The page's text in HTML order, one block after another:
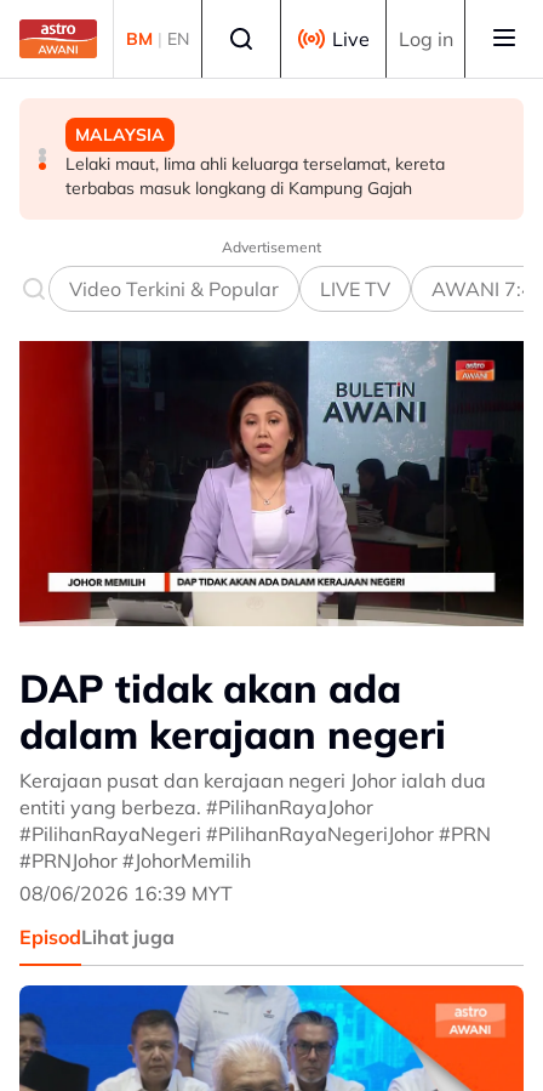
Skip to main content
BM | EN Live Log in
MALAYSIA
Pelan Tindakan Jerebu Kebangsaan diaktifkan
MALAYSIA
Lima kawasan di Sarawak catat IPU tidak sihat
MALAYSIA
Lelaki maut, lima ahli keluarga terselamat, kereta
terbabas masuk longkang di Kampung Gajah
Advertisement
Video Terkini & Popular LIVE TV AWANI
DAP tidak akan ada
dalam kerajaan negeri
Kerajaan pusat dan kerajaan negeri Johor ialah dua
entiti yang berbeza. #PilihanRayaJohor
#PilihanRayaNegeri #PilihanRayaNegeriJohor #PRN
#PRNJohor #JohorMemilih
08/06/2026 16:39 MYT
EpisodLihat juga